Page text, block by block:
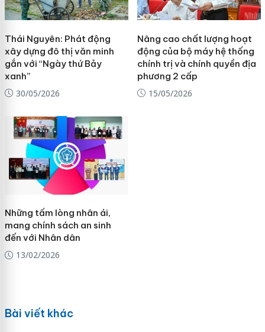
Thái Nguyên: Phát động
xây dựng đô thị văn minh
gắn với “Ngày thứ Bảy
xanh”
30/05/2026
Nâng cao chất lượng hoạt
động của bộ máy hệ thống
chính trị và chính quyền địa
phương 2 cấp
15/05/2026
Những tấm lòng nhân ái,
mang chính sách an sinh
đến với Nhân dân
13/02/2026
Bài viết khác